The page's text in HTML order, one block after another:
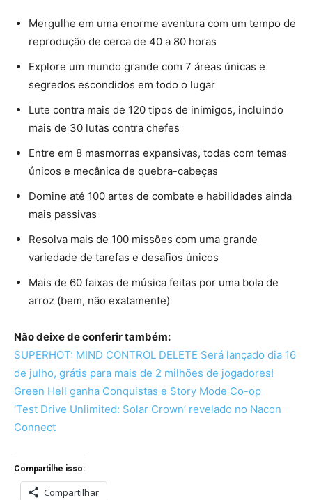
Mergulhe em uma enorme aventura com um tempo de
reprodução de cerca de 40 a 80 horas
Explore um mundo grande com 7 áreas únicas e
segredos escondidos em todo o lugar
Lute contra mais de 120 tipos de inimigos, incluindo
mais de 30 lutas contra chefes
Entre em 8 masmorras expansivas, todas com temas
únicos e mecânica de quebra-cabeças
Domine até 100 artes de combate e habilidades ainda
mais passivas
Resolva mais de 100 missões com uma grande
variedade de tarefas e desafios únicos
Mais de 60 faixas de música feitas por uma bola de
arroz (bem, não exatamente)
Não deixe de conferir também:
SUPERHOT: MIND CONTROL DELETE Será lançado dia 16
de julho, grátis para mais de 2 milhões de jogadores!
Green Hell ganha Conquistas e Story Mode Co-op
‘Test Drive Unlimited: Solar Crown’ revelado no Nacon
Connect
Compartilhe isso:
Compartilhar